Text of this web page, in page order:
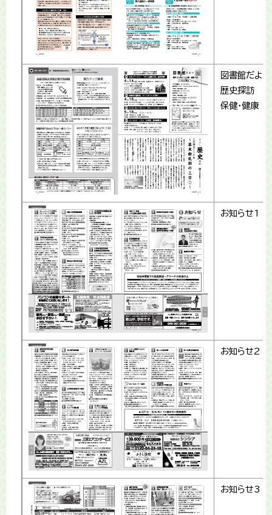
図書館だより
歴史探訪
保健・健康
お知らせ1
お知らせ2
お知らせ3